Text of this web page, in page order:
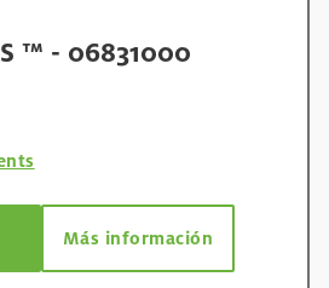
S ™ - 06831000
Más información